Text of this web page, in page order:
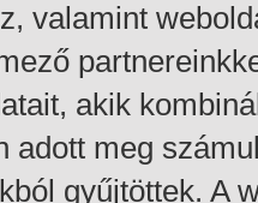
valamint
akik
adott meg
gyűjtöttek. A